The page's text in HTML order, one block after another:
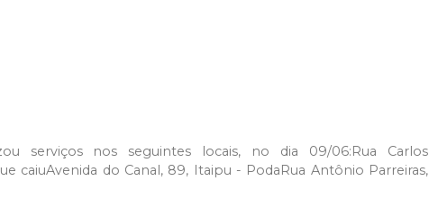
serviços nos seguintes locais, no dia 09/06:Rua Carlos
caiuAvenida do Canal, 89, Itaipu - PodaRua Antônio Parreiras,